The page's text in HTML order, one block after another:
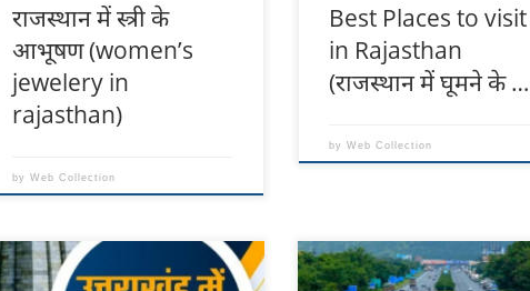
राजस्थान में स्त्री के
आभूषण (women’s
jewelery in
rajasthan)
byWeb Collection
Best Places to visit
in Rajasthan
(राजस्थान में घूमने के …
byWeb Collection